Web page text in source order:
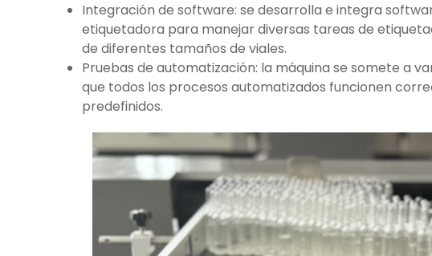
Integración de software: se desarrolla e integra
etiquetadora para manejar diversas tareas de
de diferentes tamaños de viales.
Pruebas de automatización: la máquina se somete a
que todos los procesos automatizados funcionen
predefinidos.